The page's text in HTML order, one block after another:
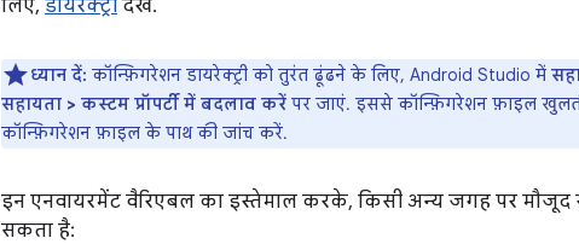
लिए, डायरेक्ट्री देखें.
ध्यान दें: कॉन्फ़िगरेशन डायरेक्ट्री को तुरंत ढूंढने के लिए, Android Studio में
सहायता > कस्टम प्रॉपर्टी में बदलाव करें पर जाएं. इससे कॉन्फ़िगरेशन फ़ाइल
कॉन्फ़िगरेशन फ़ाइल के पाथ की जांच करें.
इन एनवायरमेंट वैरिएबल का इस्तेमाल करके, किसी अन्य जगह पर मौजूद
सकता है: